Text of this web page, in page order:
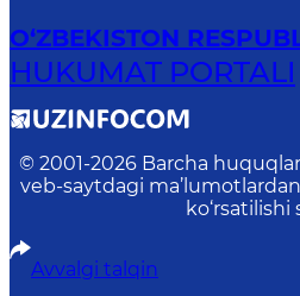
O‘ZBEKISTON
HUKUMAT PORTALI
© 2001-2026 Barcha
veb-saytdagi
ko‘rsatilishi
Avvalgi talqin